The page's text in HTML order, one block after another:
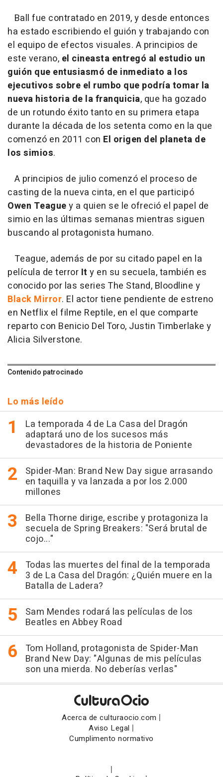
Ball fue contratado en 2019, y desde entonces
ha estado escribiendo el guión y trabajando con
el equipo de efectos visuales. A principios de
este verano, el cineasta entregó al estudio un
guión que entusiasmó de inmediato a los
ejecutivos sobre el rumbo que podría tomar la
nueva historia de la franquicia, que ha gozado
de un rotundo éxito tanto en su primera etapa
durante la década de los setenta como en la que
comenzó en 2011 con El origen del planeta de
los simios.
A principios de julio comenzó el proceso de
casting de la nueva cinta, en el que participó
Owen Teaguey a quien se le ofreció el papel de
simio en las últimas semanas mientras siguen
buscando al protagonista humano.
Teague, además de por su citado papel en la
película de terror It y en su secuela, también es
conocido por las series The Stand, Bloodline y
Black Mirror. El actor tiene pendiente de estreno
en Netflix el filme Reptile, en el que comparte
reparto con Benicio Del Toro, Justin Timberlake y
Alicia Silverstone.
Contenido patrocinado
Lo más leído
La temporada 4 de La Casa del Dragón
adaptará uno de los sucesos más
devastadores de la historia de Poniente
Spider-Man: Brand New Day sigue arrasando
en taquilla y va lanzada a por los 2.000
millones
Bella Thorne dirige, escribe y protagoniza la
secuela de Spring Breakers: "Será brutal de
cojo..."
Todas las muertes del final de la temporada
3 de La Casa del Dragón: ¿Quién muere en la
Batalla de Ladera?
Sam Mendes rodará las películas de los
Beatles en Abbey Road
Tom Holland, protagonista de Spider-Man
Brand New Day: "Algunas de mis películas
son una mierda. No deberías verlas"
Acerca de culturaocio.com |
Aviso Legal |
Cumplimento normativo
|